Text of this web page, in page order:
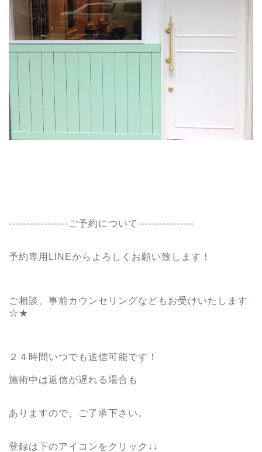
-----------------ご予約について----------------
予約専用LINEからよろしくお願い致します！
ご相談、事前カウンセリングなどもお受けいたします
☆★
２４時間いつでも送信可能です！
施術中は返信が遅れる場合も
ありますので、ご了承下さい。
登録は下のアイコンをクリック↓↓